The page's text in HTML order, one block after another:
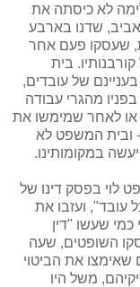
לא כיסתה את
שדנו בארבע
שעסקו פעם אחר
בית
של עובדים,
מהגרי עבודה
לאחר שמימשו את
- ובית המשפט לא
במקומותינו.
לוי בפסק דינו של
עובד", ועזבו את
שעשו "דין
השופטים, שעה
שאימצו את הביטוי
משל היו